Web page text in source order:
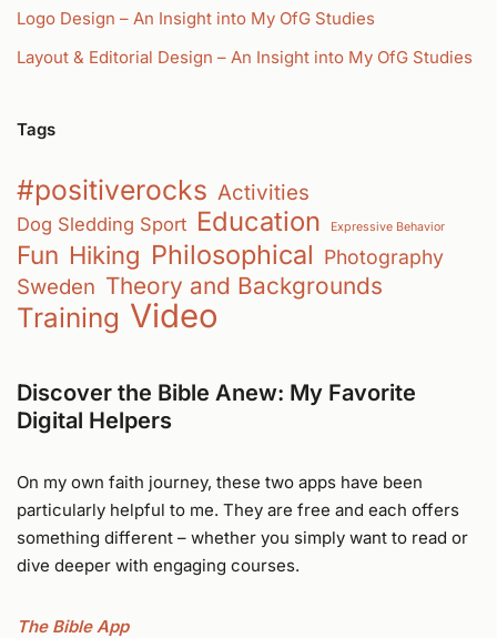
Logo Design – An Insight into My OfG Studies
Layout & Editorial Design – An Insight into My OfG Studies
Tags
#positiverocks Activities
Dog Sledding Sport Education Expressive Behavior
Fun Hiking Philosophical Photography
Sweden Theory and Backgrounds
Training Video
Discover the Bible Anew: My Favorite
Digital Helpers
On my own faith journey, these two apps have been
particularly helpful to me. They are free and each offers
something different – whether you simply want to read or
dive deeper with engaging courses.
The Bible App